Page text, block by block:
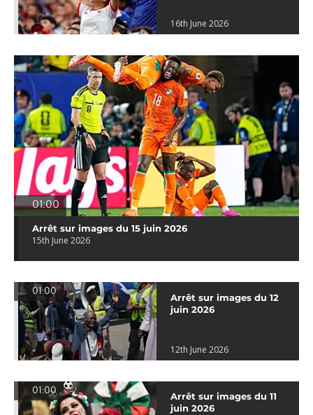
16th June 2026
01:00
Arrêt sur images du 15 juin 2026
15th June 2026
01:00
Arrêt sur images du 12
juin 2026
12th June 2026
01:00
Arrêt sur images du 11
juin 2026